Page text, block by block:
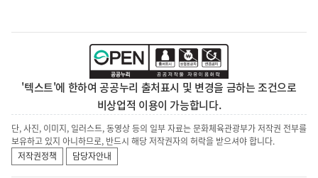
'텍스트'에 한하여 공공누리 출처표시 및 변경을 금하는 조건으로
비상업적 이용이 가능합니다.
단, 사진, 이미지, 일러스트, 동영상 등의 일부 자료는 문화체육관광부가 저작권 전부를
보유하고 있지 아니하므로, 반드시 해당 저작권자의 허락을 받으셔야 합니다.
저작권정책
담당자안내